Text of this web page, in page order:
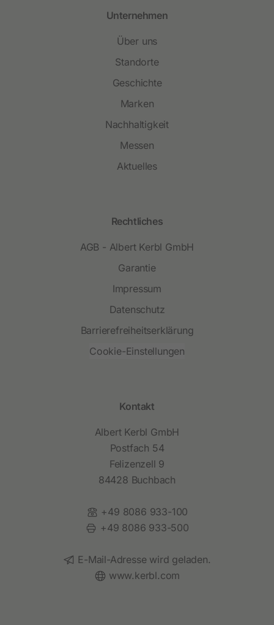
Unternehmen
Über uns
Standorte
Geschichte
Marken
Nachhaltigkeit
Messen
Aktuelles
Rechtliches
AGB - Albert Kerbl GmbH
Garantie
Impressum
Datenschutz
Barrierefreiheitserklärung
Cookie-Einstellungen
Kontakt
Albert Kerbl GmbH
Postfach 54
Felizenzell 9
84428 Buchbach
Telefon:
+49 8086 933-100
Fax:
+49 8086 933-500
E-Mail:
E-Mail-Adresse wird geladen.
Website:
www.kerbl.com